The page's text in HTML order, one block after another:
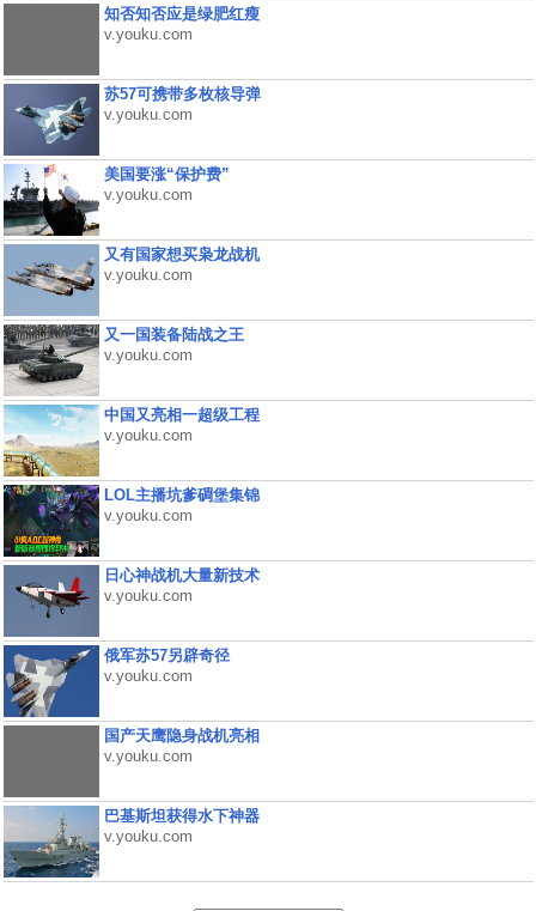
知否知否应是绿肥红瘦
v.youku.com
苏57可携带多枚核导弹
v.youku.com
美国要涨“保护费”
v.youku.com
又有国家想买枭龙战机
v.youku.com
又一国装备陆战之王
v.youku.com
中国又亮相一超级工程
v.youku.com
LOL主播坑爹碉堡集锦
v.youku.com
日心神战机大量新技术
v.youku.com
俄军苏57另辟奇径
v.youku.com
国产天鹰隐身战机亮相
v.youku.com
巴基斯坦获得水下神器
v.youku.com